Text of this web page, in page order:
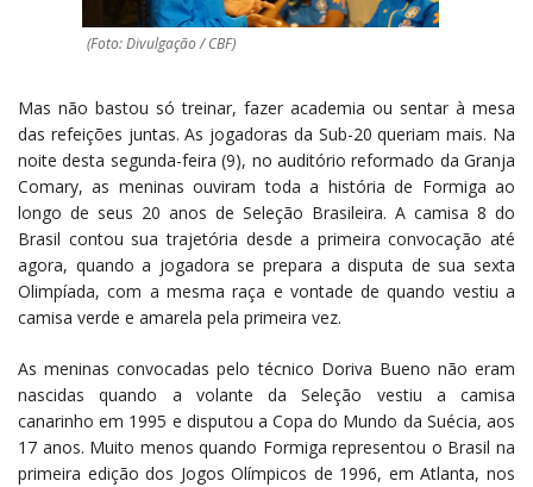
(Foto: Divulgação / CBF)
Mas não bastou só treinar, fazer academia ou sentar à mesa
das refeições juntas. As jogadoras da Sub-20 queriam mais. Na
noite desta segunda-feira (9), no auditório reformado da Granja
Comary, as meninas ouviram toda a história de Formiga ao
longo de seus 20 anos de Seleção Brasileira. A camisa 8 do
Brasil contou sua trajetória desde a primeira convocação até
agora, quando a jogadora se prepara a disputa de sua sexta
Olimpíada, com a mesma raça e vontade de quando vestiu a
camisa verde e amarela pela primeira vez.
As meninas convocadas pelo técnico Doriva Bueno não eram
nascidas quando a volante da Seleção vestiu a camisa
canarinho em 1995 e disputou a Copa do Mundo da Suécia, aos
17 anos. Muito menos quando Formiga representou o Brasil na
primeira edição dos Jogos Olímpicos de 1996, em Atlanta, nos